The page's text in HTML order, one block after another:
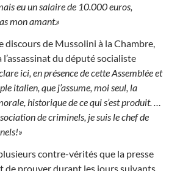
eu un salaire de 10.000 euros,
mon amant.»
discours de Mussolini à la Chambre,
du député socialiste
ici, en présence de cette Assemblée et
italien, que j’assume, moi seul, la
historique de ce qui s’est produit. …
de criminels, je suis le chef de
contre-vérités que la presse
de prouver durant les jours suivants,